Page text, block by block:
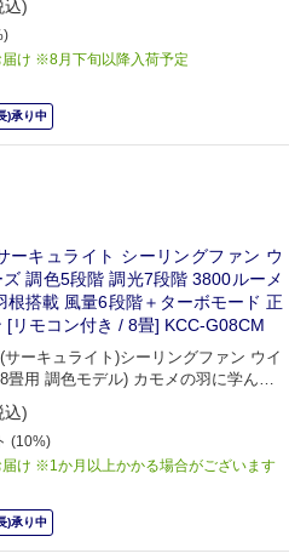
込)
け ※8月下旬以降入荷予定
)承り中
ーキュライト シーリングファン ウ
調色5段階 調光7段階 3800ルーメ
根搭載 風量6段階＋ターボモード 正
[リモコン付き / 8畳] KCC-G08CM
サーキュライト)シーリングファン ウイ
畳用 調色モデル) カモメの羽に学んだ
の技術を採用。
込)
(10%)
け ※1か月以上かかる場合がございます
)承り中